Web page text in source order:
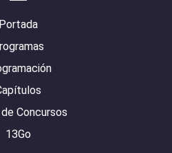
Portada
Concursos
13Go